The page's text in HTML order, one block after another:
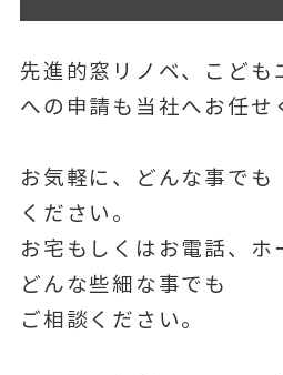
先進的窓リノベ、こども
への申請も当社へお任せ
お気軽に、どんな事で
ください。
お宅もしくはお電話、ホ
どんな些細な事でも
ご相談ください。